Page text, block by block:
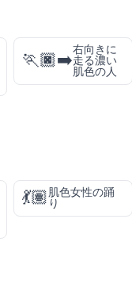
🏃🏿‍➡️
右向きに
走る濃い
肌色の人
💃🏽肌色女性の踊
り